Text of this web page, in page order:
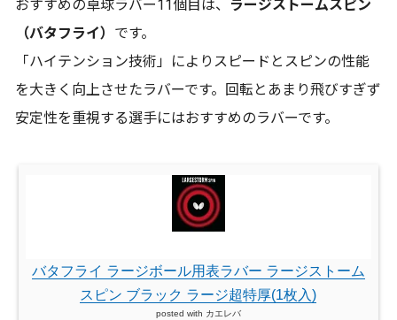
おすすめの卓球ラバー11個目は、
ラージストームスピン
（バタフライ） です。
「ハイテンション技術」によりスピードとスピンの性能
を大きく向上させたラバーです。回転とあまり飛びすぎず
安定性を重視する選手にはおすすめのラバーです。
バタフライ ラージボール用表ラバー ラージストーム
スピン ブラック ラージ超特厚(1枚入)
posted with カエレバ